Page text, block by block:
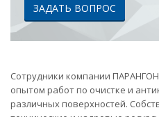
ЗАДАТЬ ВОПРОС
Сотрудники компании
опытом работ по очистке и
различных поверхностей.